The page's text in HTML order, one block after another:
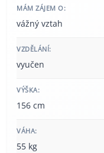
MÁM ZÁJEM O:
vážný vztah
VZDĚLÁNÍ:
vyučen
VÝŠKA:
156 cm
VÁHA:
55 kg